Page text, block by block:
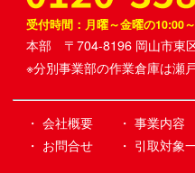
受付時間：月曜～金曜の10:00
本部 〒704-8196 岡山市東
※分別事業部の作業倉庫は瀬
・ 会社概要 ・ 事業内容
・ お問合せ
・ 引取対象